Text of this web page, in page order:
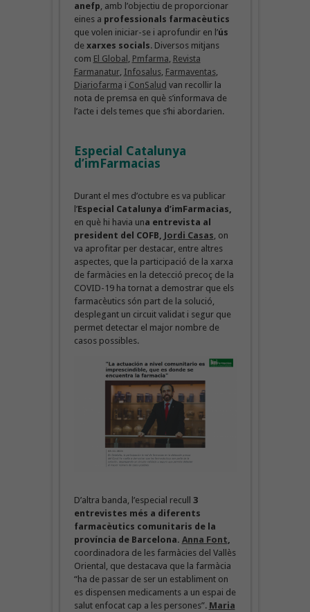
anefp, amb l’objectiu de proporcionar
eines a professionals farmacèutics
que volen iniciar-se i aprofundir en l’ús
de xarxes socials. Diversos mitjans
com El Global , Pmfarma, Revista
Farmanatur, Infosalus, Farmaventas,
Diariofarma i ConSalud van recollir la
nota de premsa en què s’informava de
l’acte i dels temes que s’hi abordarien.
Especial Catalunya
d’imFarmacias
Durant el mes d’octubre es va publicar
l’Especial Catalunya d’imFarmacias,
en què hi havia una entrevista al
president del COFB, Jordi Casas, on
va aprofitar per destacar, entre altres
aspectes, que la participació de la xarxa
de farmàcies en la detecció precoç de la
COVID-19 ha tornat a demostrar que els
farmacèutics són part de la solució,
desplegant un circuit validat i segur que
permet detectar el major nombre de
casos possibles.
D’altra banda, l’especial recull 3
entrevistes més a diferents
farmacèutics comunitaris de la
província de Barcelona. Anna Font
coordinadora de les farmàcies del Vallès
Oriental, que destacava que la farmàcia
“ha de passar de ser un establiment on
es dispensen medicaments a un espai de
salut enfocat cap a les persones”. Maria